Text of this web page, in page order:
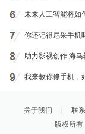
未来人工智能将如
你还记得尼采手机
助力影视创作 海马
我来教你修手机，
关于我们 联
版权所